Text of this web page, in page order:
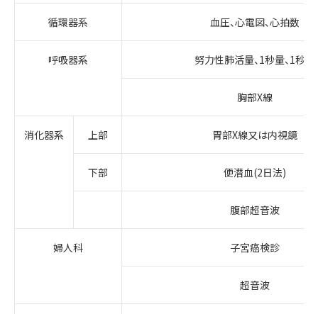
循環器系 血圧、心電図、心拍数
呼吸器系 努力性肺活量、1秒量、1秒率
胸部X線
消化器系 上部 胃部X線又は内視鏡
下部 便潜血(2日法)
腹部超音波
婦人科 子宮癌検診
超音波